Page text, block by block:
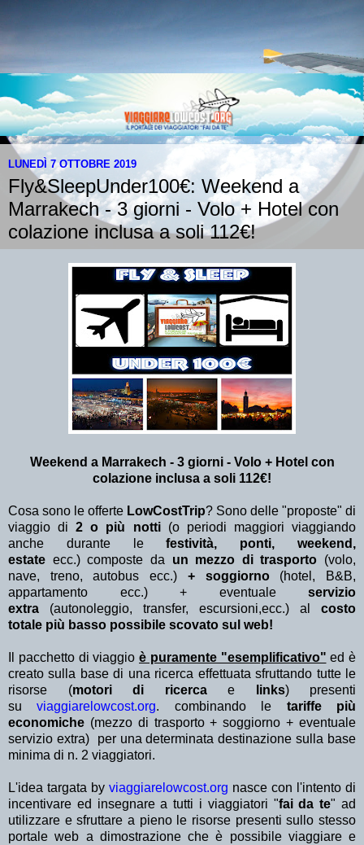
LUNEDÌ 7 OTTOBRE 2019
Fly&SleepUnder100€: Weekend a
Marrakech - 3 giorni - Volo + Hotel con
colazione inclusa a soli 112€!
Weekend a Marrakech - 3 giorni - Volo + Hotel con
colazione inclusa a soli 112€!
Cosa sono le offerte LowCostTrip? Sono delle "proposte" di
viaggio di2 o più notti (o periodi maggiori viaggiando
anche durante lefestività, ponti, weekend,
estate ecc.) composte da un mezzo di trasporto (volo,
nave, treno, autobus ecc.) + soggiorno(hotel, B&B,
appartamento ecc.) + eventuale servizio
extra (autonoleggio, transfer, escursioni,ecc.) al costo
totale più basso possibile scovato sul web!
Il pacchetto di viaggio è puramente "esemplificativo" ed è
creato sulla base di una ricerca effettuata sfruttando tutte le
risorse (motori di ricerca e links) presenti
suviaggiarelowcost.org. combinando le tariffe più
economiche (mezzo di trasporto + soggiorno + eventuale
servizio extra)
per una determinata destinazione sulla base
minima di n. 2 viaggiatori.
L'idea targata by viaggiarelowcost.org nasce con l'intento di
incentivare ed insegnare a tutti i viaggiatori "fai da te" ad
utilizzare e sfruttare a pieno le risorse presenti sullo stesso
portale web a dimostrazione che è possibile viaggiare e